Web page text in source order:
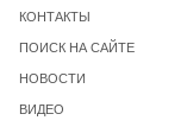
КОНТАКТЫ
ПОИСК НА САЙТЕ
НОВОСТИ
ВИДЕО